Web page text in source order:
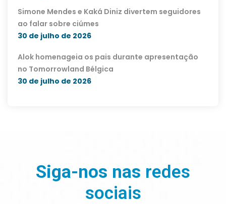
Simone Mendes e Kaká Diniz divertem seguidores
ao falar sobre ciúmes
30 de julho de 2026
Alok homenageia os pais durante apresentação
no Tomorrowland Bélgica
30 de julho de 2026
Siga-nos nas redes
sociais